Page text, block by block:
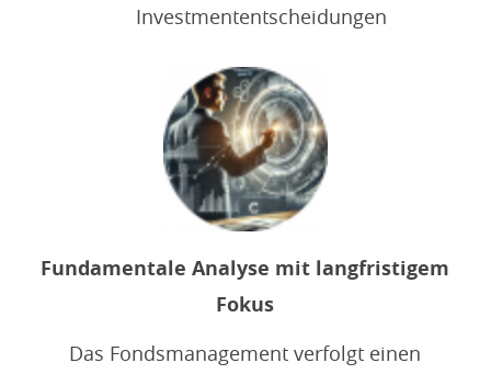
Investmententscheidungen
Fundamentale Analyse mit langfristigem
Fokus
Das Fondsmanagement verfolgt einen